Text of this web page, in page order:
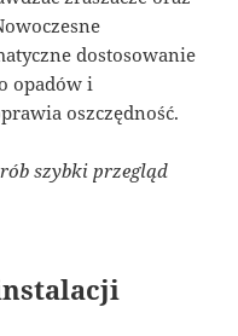
dostosowanie
opadów i
oszczędność.
szybki przegląd